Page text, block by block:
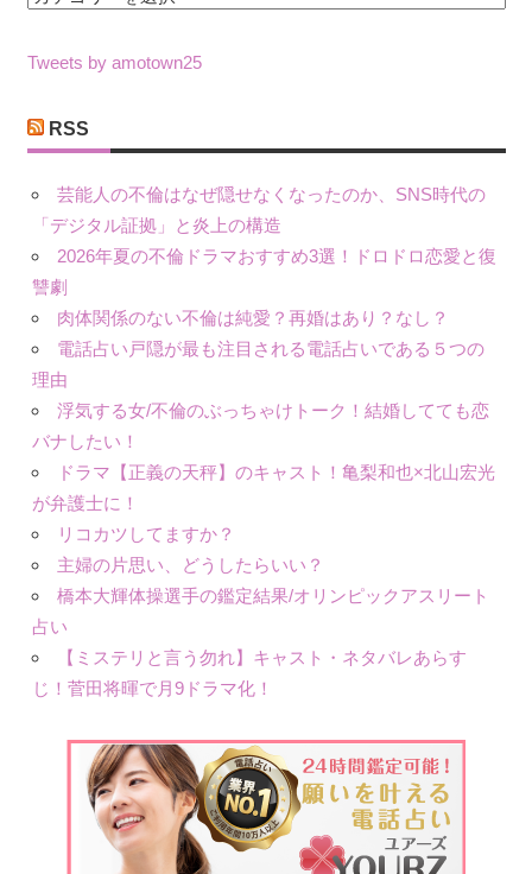
ゴ
ー
Tweets by amotown25
RSS
芸能人の不倫はなぜ隠せなくなったのか、SNS時代の
「デジタル証拠」と炎上の構造
2026年夏の不倫ドラマおすすめ3選！ドロドロ恋愛と復
讐劇
肉体関係のない不倫は純愛？再婚はあり？なし？
電話占い戸隠が最も注目される電話占いである５つの
理由
浮気する女/不倫のぶっちゃけトーク！結婚してても恋
バナしたい！
ドラマ【正義の天秤】のキャスト！亀梨和也×北山宏光
が弁護士に！
リコカツしてますか？
主婦の片思い、どうしたらいい？
橋本大輝体操選手の鑑定結果/オリンピックアスリート
占い
【ミステリと言う勿れ】キャスト・ネタバレあらす
じ！菅田将暉で月9ドラマ化！